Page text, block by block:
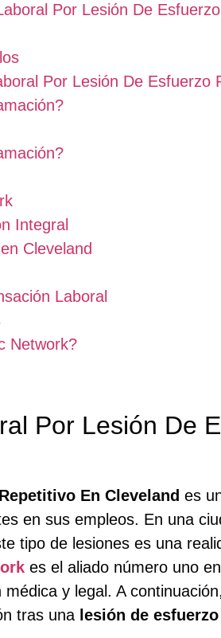
Por Lesión De
Por Lesión De Esfuerzo
Integral
Cleveland
Laboral
Network?
Por Lesión De
En Cleveland es
en sus empleos. En una
tipo de lesiones es una
es el aliado número uno
y legal. A
tras una lesión de